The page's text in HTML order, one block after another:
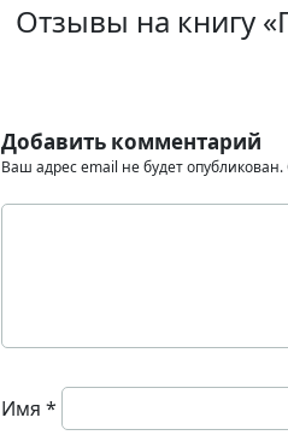
Отзывы на книгу
Добавить комментарий
Ваш адрес email не будет опубликован.
Имя *